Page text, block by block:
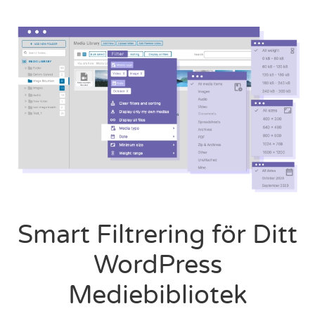
Smart Filtrering för Ditt
WordPress
Mediebibliotek